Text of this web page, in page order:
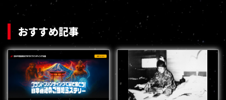
おすすめ記事